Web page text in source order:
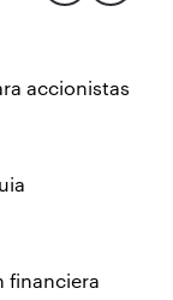
accionistas
financiera